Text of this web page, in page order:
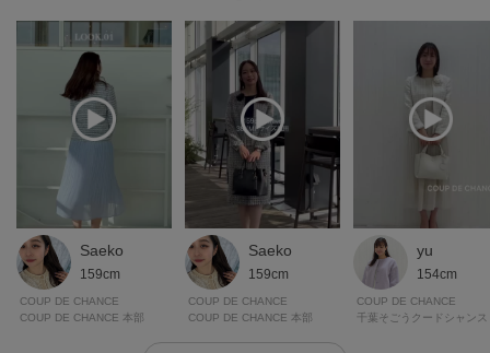
Saeko
159cm
COUP DE CHANCE
COUP DE CHANCE 本部
Saeko
159cm
COUP DE CHANCE
COUP DE CHANCE 本部
yu
154cm
COUP DE CHANCE
千葉そごうクードシャンス